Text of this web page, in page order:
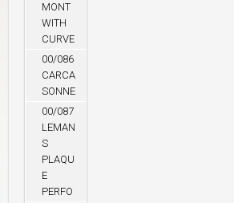
MONT
WITH
CURVE
00/086
CARCA
SONNE
00/087
LEMAN
S
PLAQU
E
PERFO